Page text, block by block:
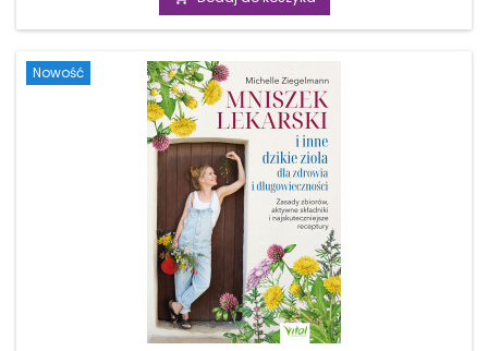
pozycją stworzoną właśnie dla ciebie. To znacznie więcej niż
kolejna książka kulinarna. To klucz do zrozumienia, jak
Nowość